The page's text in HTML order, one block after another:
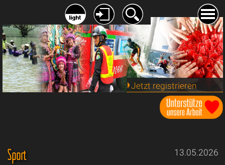
Jetzt registrieren
13.05.2026
Sport